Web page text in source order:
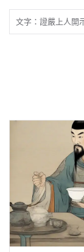
文字：證嚴上人開